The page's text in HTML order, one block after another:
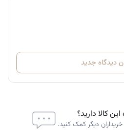
دیدگاه جدید
کالا دارید؟
دیگر کمک کنید.